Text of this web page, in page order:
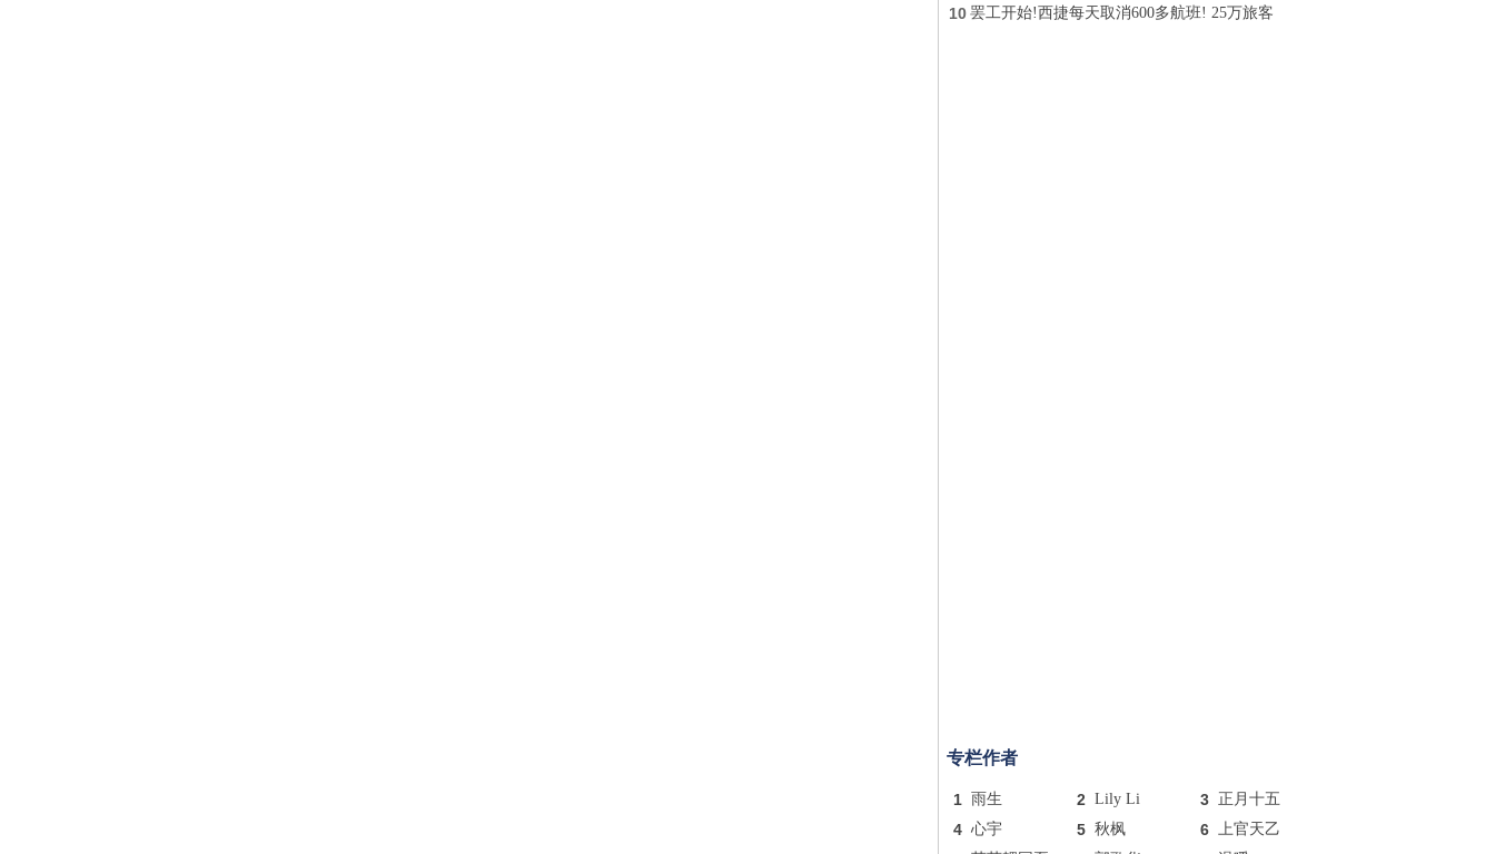
10 罢工开始!西捷每天取消600多航班! 25万旅客
专栏作者
1 雨生 2 Lily Li 3 正月十五
4 心宇 5 秋枫 6 上官天乙